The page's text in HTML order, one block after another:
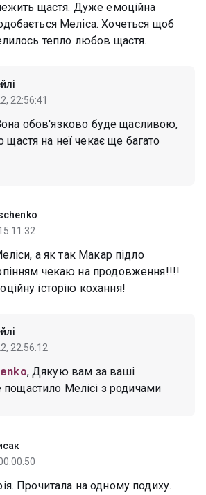
щастя. Дуже емоційна
Меліса. Хочеться щоб
тепло любов щастя.
22:56:41
обов'язково буде щасливою,
щастя на неї чекає ще багато
а як так Макар підло
чекаю на продовження!!!!
історію кохання!
22:56:12
, Дякую вам за ваші
Мелісі з родичами
Прочитала на одному подиху.